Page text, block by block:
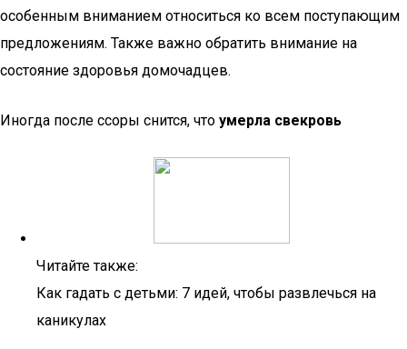
особенным вниманием относиться ко всем поступающим
предложениям. Также важно обратить внимание на
состояние здоровья домочадцев.
Иногда после ссоры снится, что умерла свекровь
Читайте также:
Как гадать с детьми: 7 идей, чтобы развлечься на
каникулах